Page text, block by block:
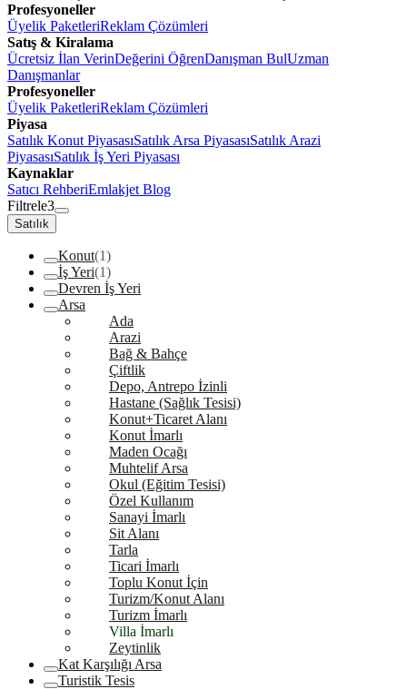
Profesyoneller
Üyelik PaketleriReklam Çözümleri
Satış & Kiralama
Ücretsiz İlan VerinDeğerini ÖğrenDanışman BulUzman
Danışmanlar
Profesyoneller
Üyelik PaketleriReklam Çözümleri
Piyasa
Satılık Konut PiyasasıSatılık Arsa PiyasasıSatılık Arazi
PiyasasıSatılık İş Yeri Piyasası
Kaynaklar
Satıcı RehberiEmlakjet Blog
Filtrele3
Satılık
Konut(1)
İş Yeri(1)
Devren İş Yeri
Arsa
Ada
Arazi
Bağ & Bahçe
Çiftlik
Depo, Antrepo İzinli
Hastane (Sağlık Tesisi)
Konut+Ticaret Alanı
Konut İmarlı
Maden Ocağı
Muhtelif Arsa
Okul (Eğitim Tesisi)
Özel Kullanım
Sanayi İmarlı
Sit Alanı
Tarla
Ticari İmarlı
Toplu Konut İçin
Turizm/Konut Alanı
Turizm İmarlı
Villa İmarlı
Zeytinlik
Kat Karşılığı Arsa
Turistik Tesis